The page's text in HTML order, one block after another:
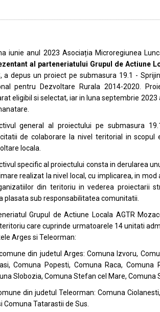
iunie anul 2023 Asociația Microregiunea
al parteneriatului Grupul de Actiune
, a depus un proiect pe submasura 19.1 -
pentru Dezvoltare Rurala 2014-2020.
eligibil si selectat, iar in luna septembrie
general al proiectului pe submasura
de colaborare la nivel teritorial in scopul
locala.
specific al proiectului consta in derularea
realizat la nivel local, cu implicarea, in mod
din teritoriu in vederea proiectarii
plasata sub responsabilitatea comunitatii.
Grupul de Actiune Locala AGTR
care cuprinde urmatoarele 14 unitati
Arges si Teleorman:
din judetul Arges: Comuna Izvoru,
Comuna Popesti, Comuna Raca, Comuna
Slobozia, Comuna Stefan cel Mare, Comuna
din judetul Teleorman: Comuna
Comuna Tatarastii de Sus.